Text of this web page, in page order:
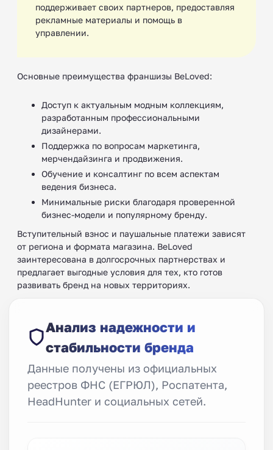
поддерживает своих партнеров, предоставляя
рекламные материалы и помощь в
управлении.
Основные преимущества франшизы BeLoved:
Доступ к актуальным модным коллекциям,
разработанным профессиональными
дизайнерами.
Поддержка по вопросам маркетинга,
мерчендайзинга и продвижения.
Обучение и консалтинг по всем аспектам
ведения бизнеса.
Минимальные риски благодаря проверенной
бизнес-модели и популярному бренду.
Вступительный взнос и паушальные платежи зависят
от региона и формата магазина. BeLoved
заинтересована в долгосрочных партнерствах и
предлагает выгодные условия для тех, кто готов
развивать бренд на новых территориях.
Анализ надежности и
стабильности бренда
Данные получены из официальных
реестров ФНС (ЕГРЮЛ), Роспатента,
HeadHunter и социальных сетей.